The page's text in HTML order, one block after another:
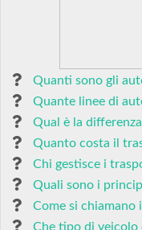
Quanti sono gli
Quante linee di
Qual è la
Quanto costa il
Chi gestisce i
Quali sono i
Come si chiamano
Che tipo di veicolo